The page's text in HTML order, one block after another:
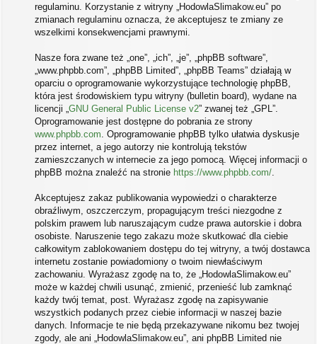
regulaminu. Korzystanie z witryny „HodowlaSlimakow.eu” po
zmianach regulaminu oznacza, że akceptujesz te zmiany ze
wszelkimi konsekwencjami prawnymi.
Nasze fora zwane też „one”, „ich”, „je”, „phpBB software”,
„www.phpbb.com”, „phpBB Limited”, „phpBB Teams” działają w
oparciu o oprogramowanie wykorzystujące technologię phpBB,
która jest środowiskiem typu witryny (bulletin board), wydane na
licencji „ GNU General Public License v2” zwanej też „GPL”.
Oprogramowanie jest dostępne do pobrania ze strony
www.phpbb.com . Oprogramowanie phpBB tylko ułatwia dyskusje
przez internet, a jego autorzy nie kontrolują tekstów
zamieszczanych w internecie za jego pomocą. Więcej informacji o
phpBB można znaleźć na stronie https://www.phpbb.com/
Akceptujesz zakaz publikowania wypowiedzi o charakterze
obraźliwym, oszczerczym, propagującym treści niezgodne z
polskim prawem lub naruszającym cudze prawa autorskie i dobra
osobiste. Naruszenie tego zakazu może skutkować dla ciebie
całkowitym zablokowaniem dostępu do tej witryny, a twój dostawca
internetu zostanie powiadomiony o twoim niewłaściwym
zachowaniu. Wyrażasz zgodę na to, że „HodowlaSlimakow.eu”
może w każdej chwili usunąć, zmienić, przenieść lub zamknąć
każdy twój temat, post. Wyrażasz zgodę na zapisywanie
wszystkich podanych przez ciebie informacji w naszej bazie
danych. Informacje te nie będą przekazywane nikomu bez twojej
zgody, ale ani „HodowlaSlimakow.eu”, ani phpBB Limited nie